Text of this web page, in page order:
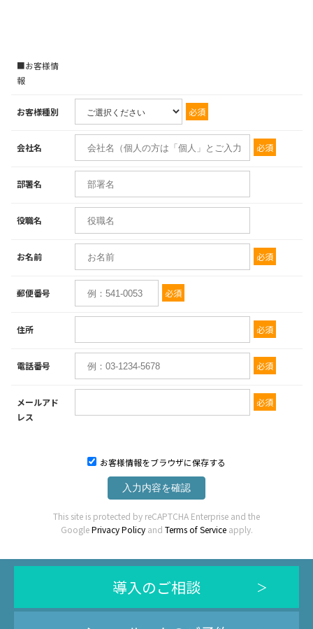
■お客様情
報
お客様種別 必須
会社名 必須
部署名
役職名
お名前 必須
郵便番号 必須
住所 必須
電話番号 必須
メールアド
レス
必須
お客様情報をブラウザに保存する
入力内容を確認
This site is protected by reCAPTCHA Enterprise and the
GooglePrivacy Policyand Terms of Serviceapply.
導入のご相談